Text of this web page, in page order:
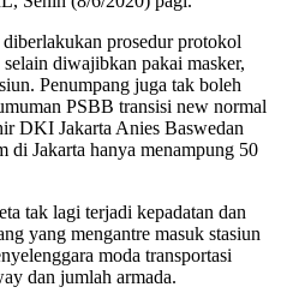
prosedur protokol
diwajibkan pakai masker,
Penumpang juga tak boleh
PSBB transisi new normal
DKI Jakarta Anies Baswedan
di Jakarta hanya menampung 50
tak lagi terjadi kepadatan dan
yang mengantre masuk stasiun
moda transportasi
dan jumlah armada.